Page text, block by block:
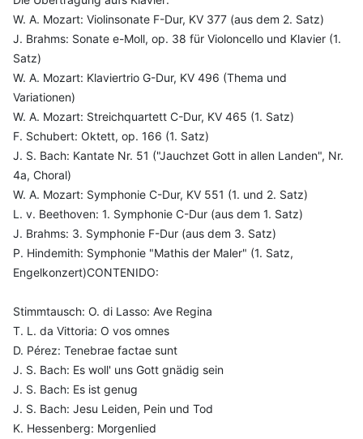
W. A. Mozart: Violinsonate F-Dur, KV 377 (aus dem 2. Satz)
J. Brahms: Sonate e-Moll, op. 38 für Violoncello und Klavier (1.
Satz)
W. A. Mozart: Klaviertrio G-Dur, KV 496 (Thema und
Variationen)
W. A. Mozart: Streichquartett C-Dur, KV 465 (1. Satz)
F. Schubert: Oktett, op. 166 (1. Satz)
J. S. Bach: Kantate Nr. 51 ("Jauchzet Gott in allen Landen", Nr.
4a, Choral)
W. A. Mozart: Symphonie C-Dur, KV 551 (1. und 2. Satz)
L. v. Beethoven: 1. Symphonie C-Dur (aus dem 1. Satz)
J. Brahms: 3. Symphonie F-Dur (aus dem 3. Satz)
P. Hindemith: Symphonie "Mathis der Maler" (1. Satz,
Engelkonzert)CONTENIDO:
Stimmtausch: O. di Lasso: Ave Regina
T. L. da Vittoria: O vos omnes
D. Pérez: Tenebrae factae sunt
J. S. Bach: Es woll' uns Gott gnädig sein
J. S. Bach: Es ist genug
J. S. Bach: Jesu Leiden, Pein und Tod
K. Hessenberg: Morgenlied